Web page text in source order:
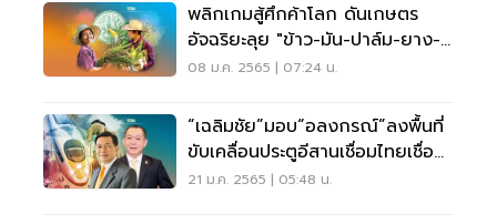
พลิกเกมสู้ศึกค้าโลก ดันเกษตร
อัจฉริยะลุย "ข้าว-มัน-ปาล์ม-ยาง-
ทุเรียน สดใส"
08 ม.ค. 2565 | 07:24 น.
“เฉลิมชัย”มอบ“อลงกรณ์”ลงพื้นที่
ขับเคลื่อนประตูอีสานเชื่อมไทยเชื่อม
โลก
21 ม.ค. 2565 | 05:48 น.